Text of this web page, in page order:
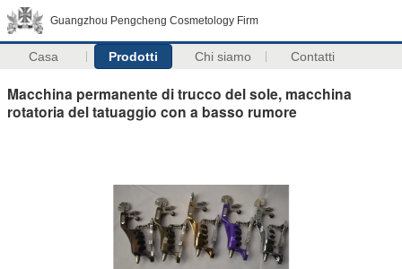
Guangzhou Pengcheng Cosmetology Firm
Casa Prodotti Chi siamo Contatti
Macchina permanente di trucco del sole, macchina
rotatoria del tatuaggio con a basso rumore